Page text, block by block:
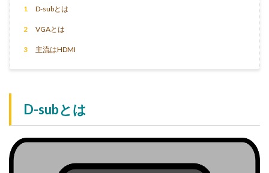
1 D-subとは
2 VGAとは
3 主流はHDMI
D-subとは